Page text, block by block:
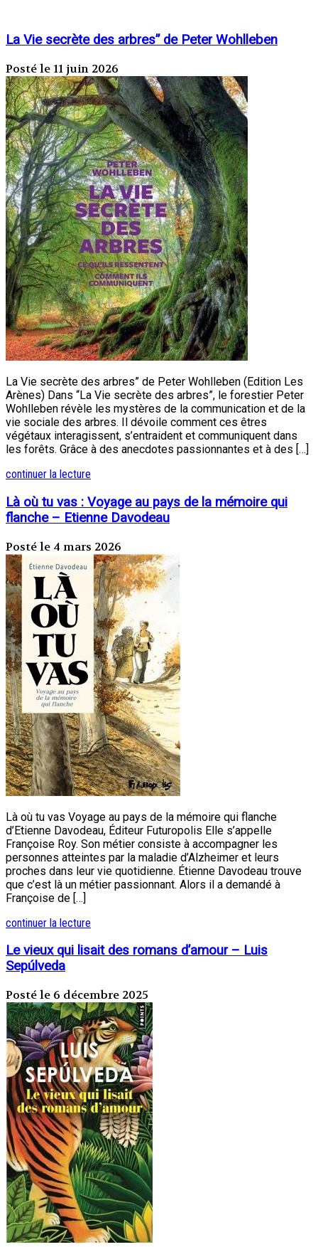
La Vie secrète des arbres” de Peter Wohlleben
Posté le 11 juin 2026
La Vie secrète des arbres” de Peter Wohlleben (Edition Les
Arènes) Dans “La Vie secrète des arbres”, le forestier Peter
Wohlleben révèle les mystères de la communication et de la
vie sociale des arbres. Il dévoile comment ces êtres
végétaux interagissent, s’entraident et communiquent dans
les forêts. Grâce à des anecdotes passionnantes et à des […]
continuer la lecture
Là où tu vas : Voyage au pays de la mémoire qui
flanche – Etienne Davodeau
Posté le 4 mars 2026
Là où tu vas Voyage au pays de la mémoire qui flanche
d’Etienne Davodeau, Éditeur Futuropolis Elle s’appelle
Françoise Roy. Son métier consiste à accompagner les
personnes atteintes par la maladie d’Alzheimer et leurs
proches dans leur vie quotidienne. Étienne Davodeau trouve
que c’est là un métier passionnant. Alors il a demandé à
Françoise de […]
continuer la lecture
Le vieux qui lisait des romans d’amour – Luis
Sepúlveda
Posté le 6 décembre 2025